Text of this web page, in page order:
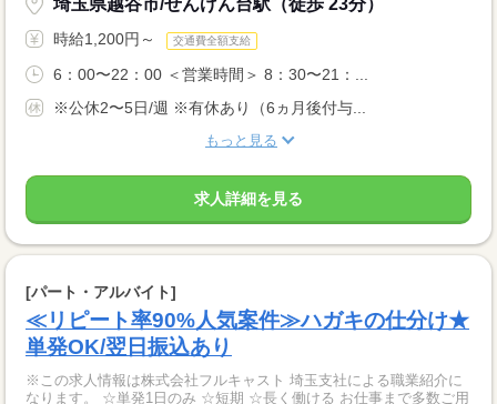
埼玉県越谷市/せんげん台駅（徒歩 23分）
時給1,200円～ 交通費全額支給
6：00〜22：00 ＜営業時間＞ 8：30〜21：...
※公休2〜5日/週 ※有休あり（6ヵ月後付与...
もっと見る
求人詳細を見る
[パート・アルバイト]
≪リピート率90%人気案件≫ハガキの仕分け★
単発OK/翌日振込あり
※この求人情報は株式会社フルキャスト 埼玉支社による職業紹介に
なります。 ☆単発1日のみ ☆短期 ☆長く働ける お仕事まで多数ご用